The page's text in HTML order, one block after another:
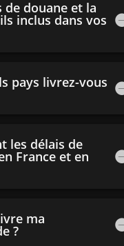
de douane et la
inclus dans vos
pays livrez-vous
les délais de
France et en
ma
?